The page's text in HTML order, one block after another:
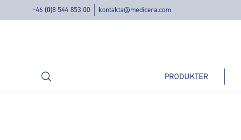
+46 (0)8 544 853 00 kontakta@medicera.com
Sök PRODUKTER